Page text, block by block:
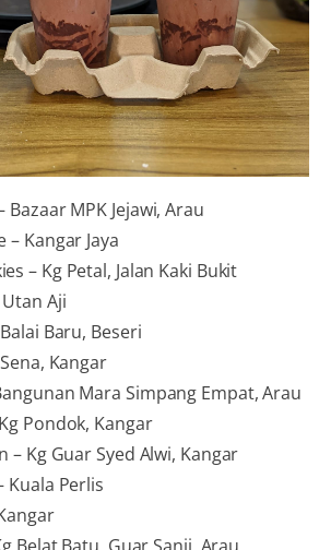
Bazaar MPK Jejawi, Arau
– Kangar Jaya
– Kg Petal, Jalan Kaki Bukit
Aji
Baru, Beseri
Kangar
Mara Simpang Empat, Arau
Pondok, Kangar
– Kg Guar Syed Alwi, Kangar
Kuala Perlis